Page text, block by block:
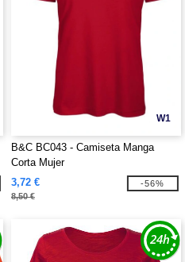
W1
B&C BC043 - Camiseta Manga
Corta Mujer
3,72 €
8,50 €
-56%